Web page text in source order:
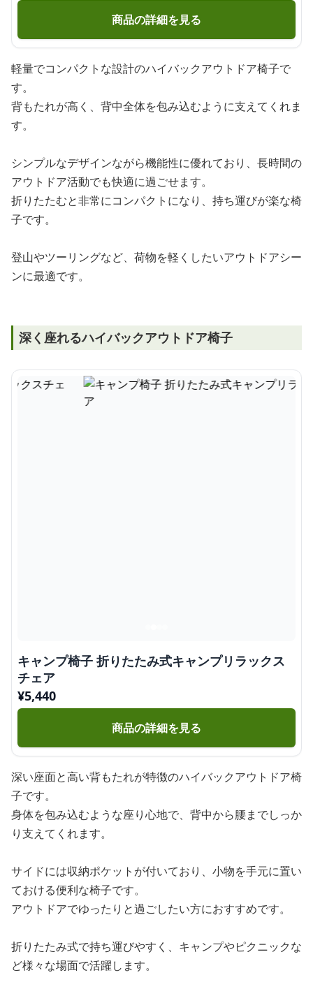
商品の詳細を見る
軽量でコンパクトな設計のハイバックアウトドア椅子で
す。
背もたれが高く、背中全体を包み込むように支えてくれま
す。
シンプルなデザインながら機能性に優れており、長時間の
アウトドア活動でも快適に過ごせます。
折りたたむと非常にコンパクトになり、持ち運びが楽な椅
子です。
登山やツーリングなど、荷物を軽くしたいアウトドアシー
ンに最適です。
深く座れるハイバックアウトドア椅子
キャンプ椅子 折りたたみ式キャンプリラックス
チェア
¥5,440
商品の詳細を見る
深い座面と高い背もたれが特徴のハイバックアウトドア椅
子です。
身体を包み込むような座り心地で、背中から腰までしっか
り支えてくれます。
サイドには収納ポケットが付いており、小物を手元に置い
ておける便利な椅子です。
アウトドアでゆったりと過ごしたい方におすすめです。
折りたたみ式で持ち運びやすく、キャンプやピクニックな
ど様々な場面で活躍します。